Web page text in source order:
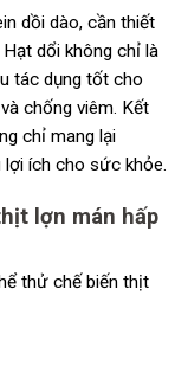
dồi dào, cần thiết
dổi không chỉ là
tác dụng tốt cho
chống viêm. Kết
chỉ mang lại
ích cho sức khỏe.
lợn mán hấp
thử chế biến thịt